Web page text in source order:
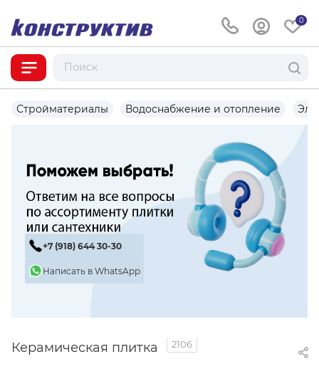
0
Стройматериалы Водоснабжение и отопление
+7 (918) 644 30-30
Написать в WhatsApp
Керамическая плитка 2106